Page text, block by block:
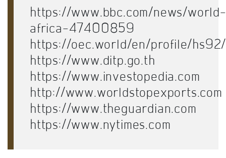
https://www.bbc.com/news/world-
africa-47400859
https://oec.world/en/profile/
https://www.ditp.go.th
https://www.investopedia.com
http://www.worldstopexports.com
https://www.theguardian.com
https://www.nytimes.com